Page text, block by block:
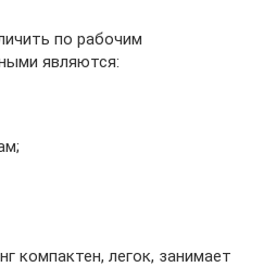
по рабочим
являются:
компактен, легок, занимает